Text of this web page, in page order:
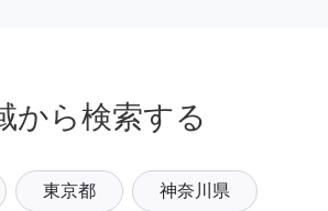
から検索する
東京都 神奈川県